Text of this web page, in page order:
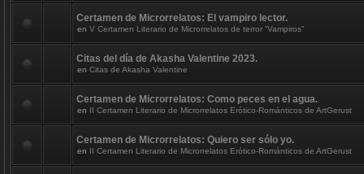
Certamen de Microrrelatos: El vampiro lector.
en V Certamen Literario de Microrrelatos de terror “Vampiros”
Citas del día de Akasha Valentine 2023.
en Citas de Akasha Valentine
Certamen de Microrrelatos: Como peces en el agua.
en II Certamen Literario de Microrrelatos Erótico-Románticos de ArtGerust
Certamen de Microrrelatos: Quiero ser sólo yo.
en II Certamen Literario de Microrrelatos Erótico-Románticos de ArtGerust